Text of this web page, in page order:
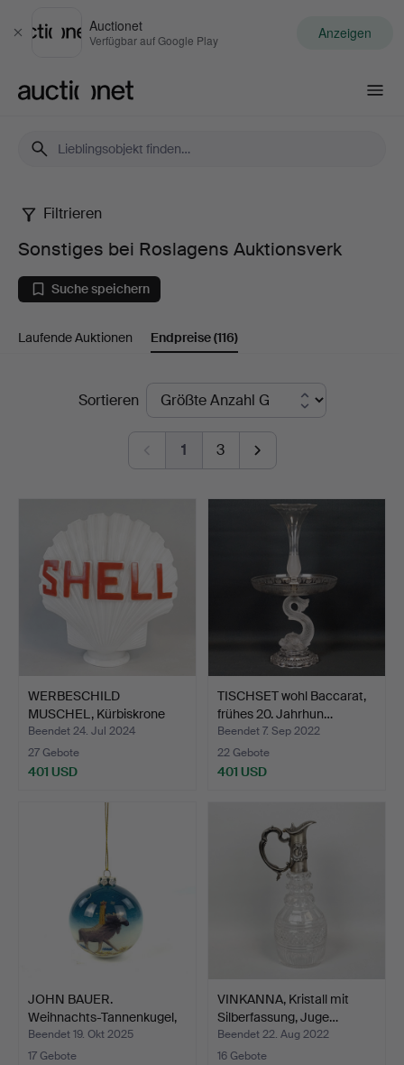
Schließen
Auctionet
Verfügbar auf Google Play Anzeigen
Sonstiges
bei
Roslagens
Auktionsverk
Filtrieren
Sonstiges bei Roslagens Auktionsverk
Suche speichern
Laufende Auktionen Endpreise(116)
EndpreiseSortieren
1 3
WERBESCHILD
MUSCHEL, Kürbiskrone
aus weiße…
Beendet 24. Jul 2024
27 Gebote
401 USD
TISCHSET wohl Baccarat,
frühes 20. Jahrhun…
Beendet 7. Sep 2022
22 Gebote
401 USD
JOHN BAUER.
Weihnachts-Tannenkugel,
Glas, …
Beendet 19. Okt 2025
17 Gebote
VINKANNA, Kristall mit
Silberfassung, Juge…
Beendet 22. Aug 2022
16 Gebote